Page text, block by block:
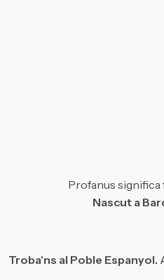
Profanus significa
Nascut a
Troba'ns al Poble Espanyol.